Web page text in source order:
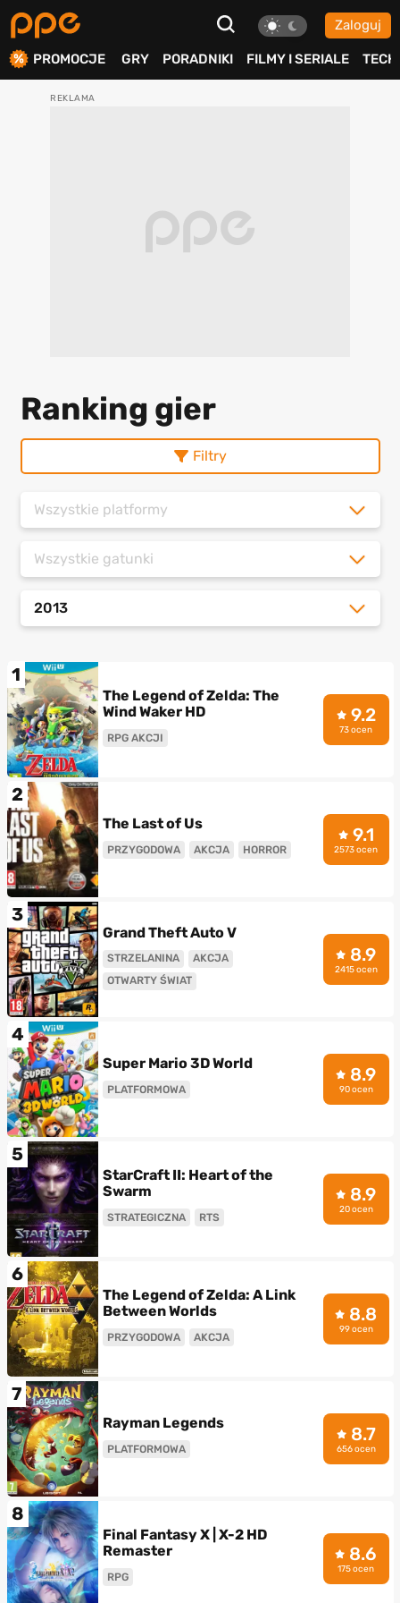
Zaloguj
PROMOCJE GRY PORADNIKI FILMY I SERIALE TECH
Ranking gier
Filtry
Wszystkie platformy
Wszystkie gatunki
2013
1
The Legend of Zelda: The
Wind Waker HD
RPG AKCJI
9.2
73 ocen
2
The Last of Us
PRZYGODOWA AKCJA HORROR
9.1
2573 ocen
3
Grand Theft Auto V
STRZELANINA
AKCJA
OTWARTY ŚWIAT
8.9
2415 ocen
4
Super Mario 3D World
PLATFORMOWA
8.9
90 ocen
5
StarCraft II: Heart of the
Swarm
STRATEGICZNA RTS
8.9
20 ocen
6
The Legend of Zelda: A Link
Between Worlds
PRZYGODOWA AKCJA
8.8
99 ocen
7
Rayman Legends
PLATFORMOWA
8.7
656 ocen
8
Final Fantasy X | X-2 HD
Remaster
RPG
8.6
175 ocen